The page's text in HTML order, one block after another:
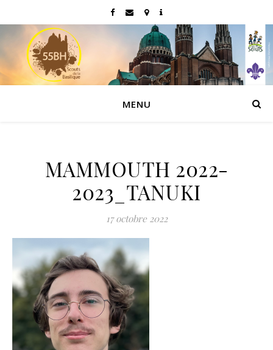
MENU
MAMMOUTH 2022-
2023_TANUKI
17 octobre 2022